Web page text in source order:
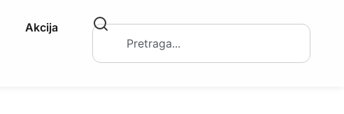
Akcija